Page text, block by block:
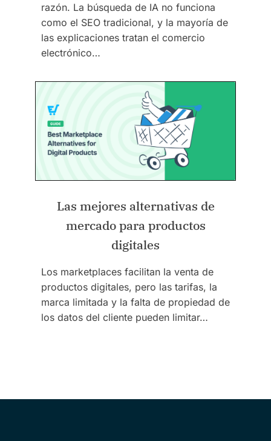
razón. La búsqueda de IA no funciona
como el SEO tradicional, y la mayoría de
las explicaciones tratan el comercio
electrónico…
Las mejores alternativas de
mercado para productos
digitales
Los marketplaces facilitan la venta de
productos digitales, pero las tarifas, la
marca limitada y la falta de propiedad de
los datos del cliente pueden limitar…